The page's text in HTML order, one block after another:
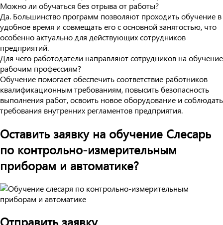
Можно ли обучаться без отрыва от работы?
Да. Большинство программ позволяют проходить обучение в
удобное время и совмещать его с основной занятостью, что
особенно актуально для действующих сотрудников
предприятий.
Для чего работодатели направляют сотрудников на обучение
рабочим профессиям?
Обучение помогает обеспечить соответствие работников
квалификационным требованиям, повысить безопасность
выполнения работ, освоить новое оборудование и соблюдать
требования внутренних регламентов предприятия.
Оставить заявку на обучение Слесарь
по контрольно-измерительным
приборам и автоматике?
Отправить заявку